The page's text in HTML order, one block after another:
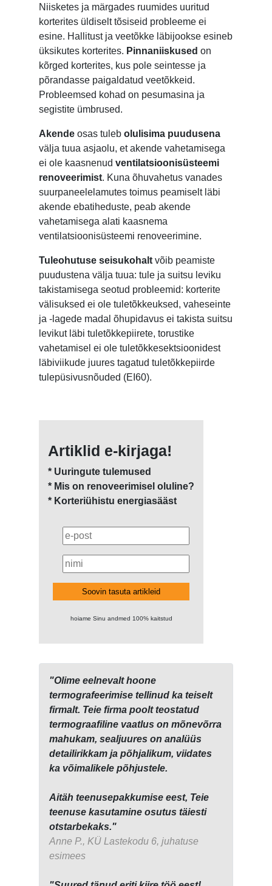
"Olime eelnevalt hoone
termografeerimise tellinud ka teiselt
firmalt. Teie firma poolt teostatud
termograafiline vaatlus on mõnevõrra
mahukam, sealjuures on analüüs
detailirikkam ja põhjalikum, viidates
ka võimalikele põhjustele.
Aitäh teenusepakkumise eest, Teie
teenuse kasutamine osutus täiesti
otstarbekaks."
Anne P., KÜ Lastekodu 6, juhatuse
esimees
Niisketes ja märgades ruumides uuritud
korterites üldiselt tõsiseid probleeme ei
esine. Hallitust ja veetõkke läbijookse esineb
üksikutes korterites. Pinnaniiskused on
kõrged korterites, kus pole seintesse ja
põrandasse paigaldatud veetõkkeid.
Probleemsed kohad on pesumasina ja
segistite ümbrused.
Akende osas tuleb olulisima puudusena
välja tuua asjaolu, et akende vahetamisega
ei ole kaasnenud ventilatsioonisüsteemi
renoveerimist. Kuna õhuvahetus vanades
suurpaneelelamutes toimus peamiselt läbi
akende ebatiheduste, peab akende
vahetamisega alati kaasnema
ventilatsioonisüsteemi renoveerimine.
Tuleohutuse seisukohalt võib peamiste
puudustena välja tuua: tule ja suitsu leviku
takistamisega seotud probleemid: korterite
välisuksed ei ole tuletõkkeuksed, vaheseinte
ja -lagede madal õhupidavus ei takista suitsu
levikut läbi tuletõkkepiirete, torustike
vahetamisel ei ole tuletõkkesektsioonidest
läbiviikude juures tagatud tuletõkkepiirde
tulepüsivusnõuded (EI60).
Artiklid e-kirjaga!
* Uuringute tulemused
* Mis on renoveerimisel oluline?
* Korteriühistu energiasääst
Soovin tasuta artikleid
hoiame Sinu andmed 100% kaitstud